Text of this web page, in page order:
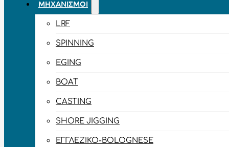
ΜΗΧΑΝΙΣΜΟΊ
LRF
SPINNING
EGING
BOAT
CASTING
SHORE JIGGING
ΕΓΓΛΈΖΙΚΟ-BOLOGNESE